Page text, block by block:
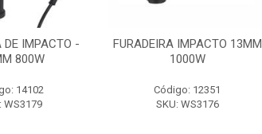
DE IMPACTO -
800W
14102
WS3179
FURADEIRA IMPACTO 13MM
1000W
Código: 12351
SKU: WS3176